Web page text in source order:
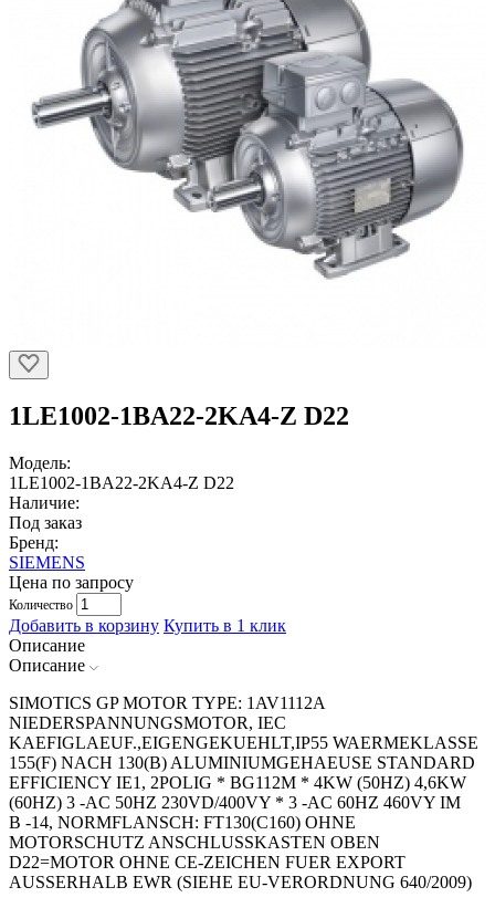
1LE1002-1BA22-2KA4-Z D22
Модель:
1LE1002-1BA22-2KA4-Z D22
Наличие:
Под заказ
Бренд:
SIEMENS
Цена по запросу
Количество
Добавить в корзину Купить в 1 клик
Описание
Описание
SIMOTICS GP MOTOR TYPE: 1AV1112A
NIEDERSPANNUNGSMOTOR, IEC
KAEFIGLAEUF.,EIGENGEKUEHLT,IP55 WAERMEKLASSE
155(F) NACH 130(B) ALUMINIUMGEHAEUSE STANDARD
EFFICIENCY IE1, 2POLIG * BG112M * 4KW (50HZ) 4,6KW
(60HZ) 3 -AC 50HZ 230VD/400VY * 3 -AC 60HZ 460VY IM
B -14, NORMFLANSCH: FT130(C160) OHNE
MOTORSCHUTZ ANSCHLUSSKASTEN OBEN
D22=MOTOR OHNE CE-ZEICHEN FUER EXPORT
AUSSERHALB EWR (SIEHE EU-VERORDNUNG 640/2009)